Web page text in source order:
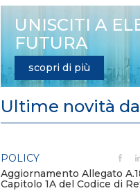
UNISCITI A
FUTURA
scopri di più
Ultime novità
POLICY
Aggiornamento Allegato
Capitolo 1A del Codice di